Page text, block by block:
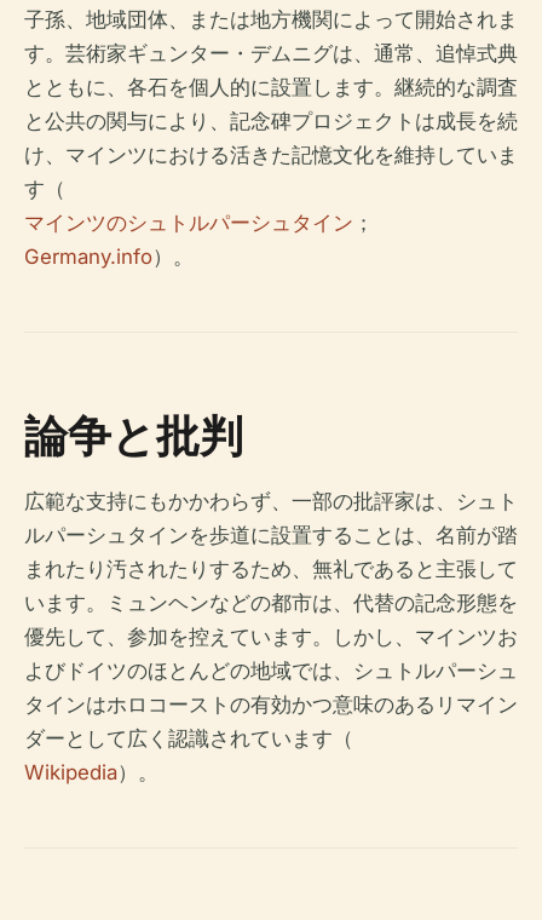
子孫、地域団体、または地方機関によって開始されま
す。芸術家ギュンター・デムニグは、通常、追悼式典
とともに、各石を個人的に設置します。継続的な調査
と公共の関与により、記念碑プロジェクトは成長を続
け、マインツにおける活きた記憶文化を維持していま
す（
マインツのシュトルパーシュタイン ；
Germany.info）。
論争と批判
広範な支持にもかかわらず、一部の批評家は、シュト
ルパーシュタインを歩道に設置することは、名前が踏
まれたり汚されたりするため、無礼であると主張して
います。ミュンヘンなどの都市は、代替の記念形態を
優先して、参加を控えています。しかし、マインツお
よびドイツのほとんどの地域では、シュトルパーシュ
タインはホロコーストの有効かつ意味のあるリマイン
ダーとして広く認識されています（
Wikipedia）。